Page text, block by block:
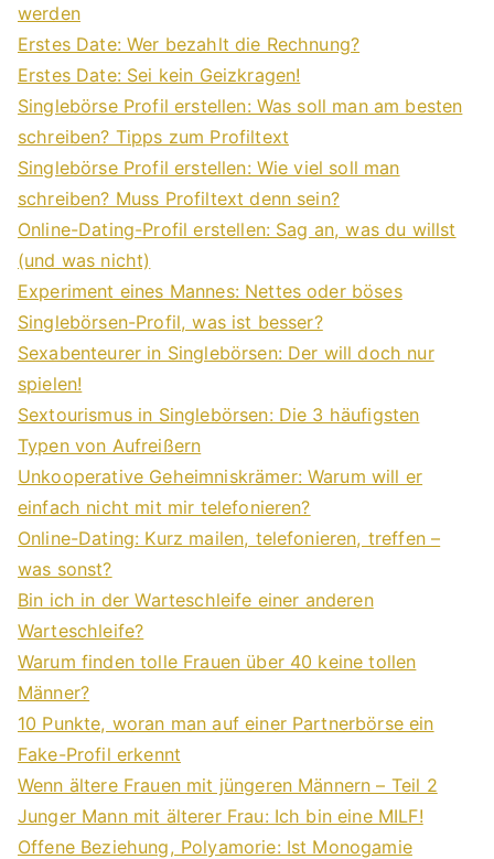
werden
Erstes Date: Wer bezahlt die Rechnung?
Erstes Date: Sei kein Geizkragen!
Singlebörse Profil erstellen: Was soll man am besten
schreiben? Tipps zum Profiltext
Singlebörse Profil erstellen: Wie viel soll man
schreiben? Muss Profiltext denn sein?
Online-Dating-Profil erstellen: Sag an, was du willst
(und was nicht)
Experiment eines Mannes: Nettes oder böses
Singlebörsen-Profil, was ist besser?
Sexabenteurer in Singlebörsen: Der will doch nur
spielen!
Sextourismus in Singlebörsen: Die 3 häufigsten
Typen von Aufreißern
Unkooperative Geheimniskrämer: Warum will er
einfach nicht mit mir telefonieren?
Online-Dating: Kurz mailen, telefonieren, treffen –
was sonst?
Bin ich in der Warteschleife einer anderen
Warteschleife?
Warum finden tolle Frauen über 40 keine tollen
Männer?
10 Punkte, woran man auf einer Partnerbörse ein
Fake-Profil erkennt
Wenn ältere Frauen mit jüngeren Männern – Teil 2
Junger Mann mit älterer Frau: Ich bin eine MILF!
Offene Beziehung, Polyamorie: Ist Monogamie